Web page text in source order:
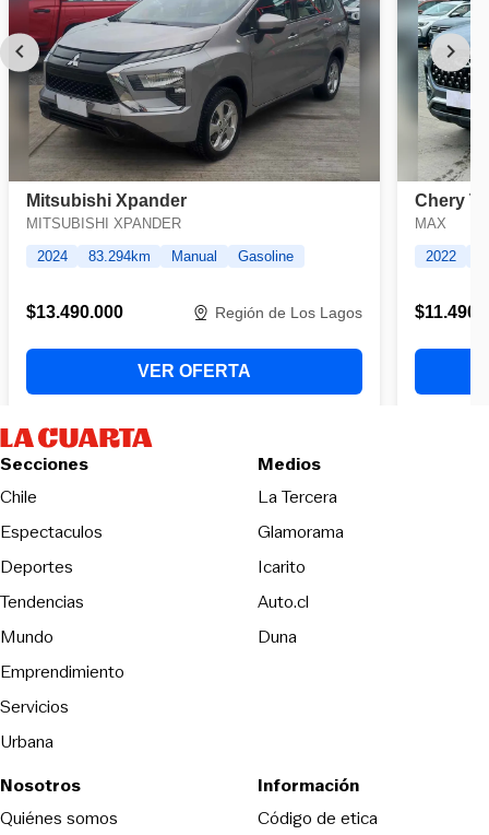
Secciones
Chile
Espectaculos
Deportes
Tendencias
Mundo
Emprendimiento
Servicios
Urbana
Medios
La TerceraOpens in new
Glamorama
Icarito
Auto.cl
DunaOpens in new window
Nosotros
Quiénes somos
Información
Código de eticaOpens in new